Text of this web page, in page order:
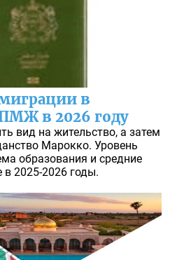
в
в 2026 году
вид на жительство, а затем
Марокко. Уровень
образования и средние
в 2025-2026 годы.